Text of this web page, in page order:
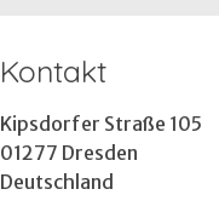
Kontakt
Kipsdorfer Straße 105
01277 Dresden
Deutschland